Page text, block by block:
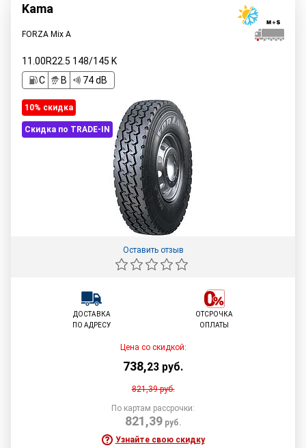
Kama
FORZA Mix A
11.00R22.5 148/145 K
C
B 74 dB
10% cкидка
Скидка по TRADE-IN
Оставить отзыв
ДОСТАВКА
ПО АДРЕСУ
ОТСРОЧКА
ОПЛАТЫ
Цена со скидкой:
738,23 руб.
821,39руб.
По картам рассрочки:
821,39руб.
Узнайте свою скидку